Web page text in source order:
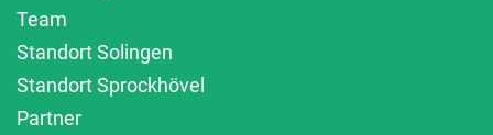
Team
Standort Solingen
Standort Sprockhövel
Partner